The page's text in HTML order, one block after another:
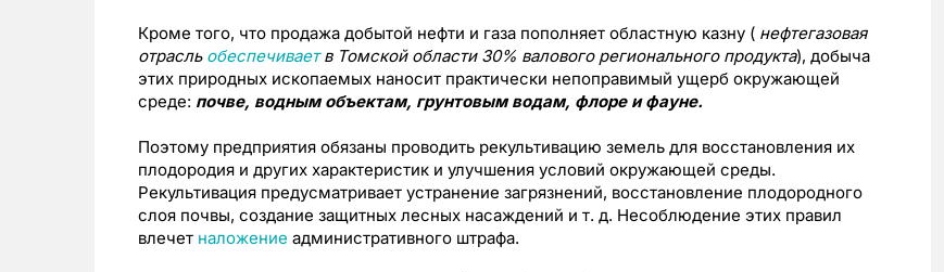
Кроме того, что продажа добытой нефти и газа пополняет областную казну ( нефтегазовая
отрасль обеспечиваетв Томской области 30% валового регионального продукта), добыча
этих природных ископаемых наносит практически непоправимый ущерб окружающей
среде: почве, водным объектам, грунтовым водам, флоре и фауне.
Поэтому предприятия обязаны проводить рекультивацию земель для восстановления их
плодородия и других характеристик и улучшения условий окружающей среды.
Рекультивация предусматривает устранение загрязнений, восстановление плодородного
слоя почвы, создание защитных лесных насаждений и т. д. Несоблюдение этих правил
влечет наложение административного штрафа.